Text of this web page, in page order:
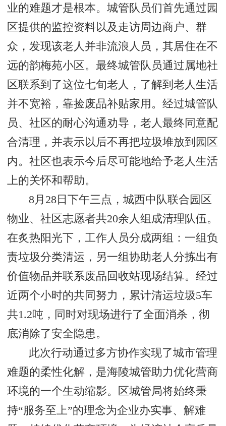
业的难题才是根本。城管队员们首先通过园
区提供的监控资料以及走访周边商户、群
众，发现该老人并非流浪人员，其居住在不
远的韵梅苑小区。最终城管队员通过属地社
区联系到了这位七旬老人，了解到老人生活
并不宽裕，靠捡废品补贴家用。经过城管队
员、社区的耐心沟通劝导，老人最终同意配
合清理，并表示以后不再把垃圾堆放到园区
内。社区也表示今后尽可能地给予老人生活
上的关怀和帮助。
8月28日下午三点，城西中队联合园区
物业、社区志愿者共20余人组成清理队伍。
在炙热阳光下，工作人员分成两组：一组负
责垃圾分类清运，另一组协助老人分拣出有
价值物品并联系废品回收站现场结算。经过
近两个小时的共同努力，累计清运垃圾5车
共1.2吨，同时对现场进行了全面消杀，彻
底消除了安全隐患。
此次行动通过多方协作实现了城市管理
难题的柔性化解，是海陵城管助力优化营商
环境的一个生动缩影。区城管局将始终秉
持“服务至上”的理念为企业办实事、解难